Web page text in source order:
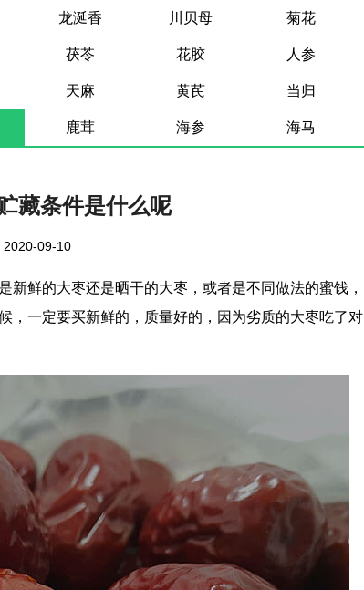
龙涎香 川贝母 菊花
茯苓 花胶 人参
天麻 黄芪 当归
鹿茸 海参 海马
藏条件是什么呢
2020-09-10
鲜的大枣还是晒干的大枣，或者是不同做法的蜜饯，
，一定要买新鲜的，质量好的，因为劣质的大枣吃了对